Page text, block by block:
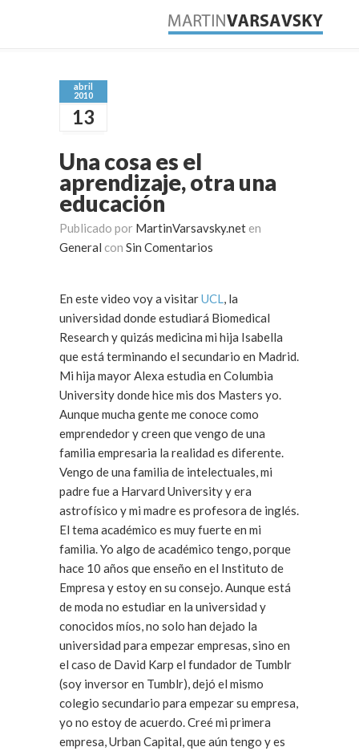
abril
2010
13
Una cosa es el
aprendizaje, otra una
educación
Publicado por MartinVarsavsky.net en
General con Sin Comentarios
En este video voy a visitarUCL, la
universidad donde estudiará Biomedical
Research y quizás medicina mi hija Isabella
que está terminando el secundario en Madrid.
Mi hija mayor Alexa estudia en Columbia
University donde hice mis dos Masters yo.
Aunque mucha gente me conoce como
emprendedor y creen que vengo de una
familia empresaria la realidad es diferente.
Vengo de una familia de intelectuales, mi
padre fue a Harvard University y era
astrofísico y mi madre es profesora de inglés.
El tema académico es muy fuerte en mi
familia. Yo algo de académico tengo, porque
hace 10 años que enseño en el Instituto de
Empresa y estoy en su consejo. Aunque está
de moda no estudiar en la universidad y
conocidos míos, no solo han dejado la
universidad para empezar empresas, sino en
el caso de David Karp el fundador de Tumblr
(soy inversor en Tumblr), dejó el mismo
colegio secundario para empezar su empresa,
yo no estoy de acuerdo. Creé mi primera
empresa, Urban Capital, que aún tengo y es